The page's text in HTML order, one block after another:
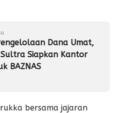
Dana Umat,
Siapkan Kantor
BAZNAS
bersama jajaran